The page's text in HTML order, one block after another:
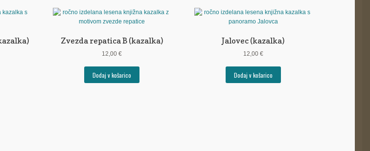
Zvezda repatica B (kazalka)
12,00 €
Dodaj v košarico
Jalovec (kazalka)
12,00 €
Dodaj v košarico